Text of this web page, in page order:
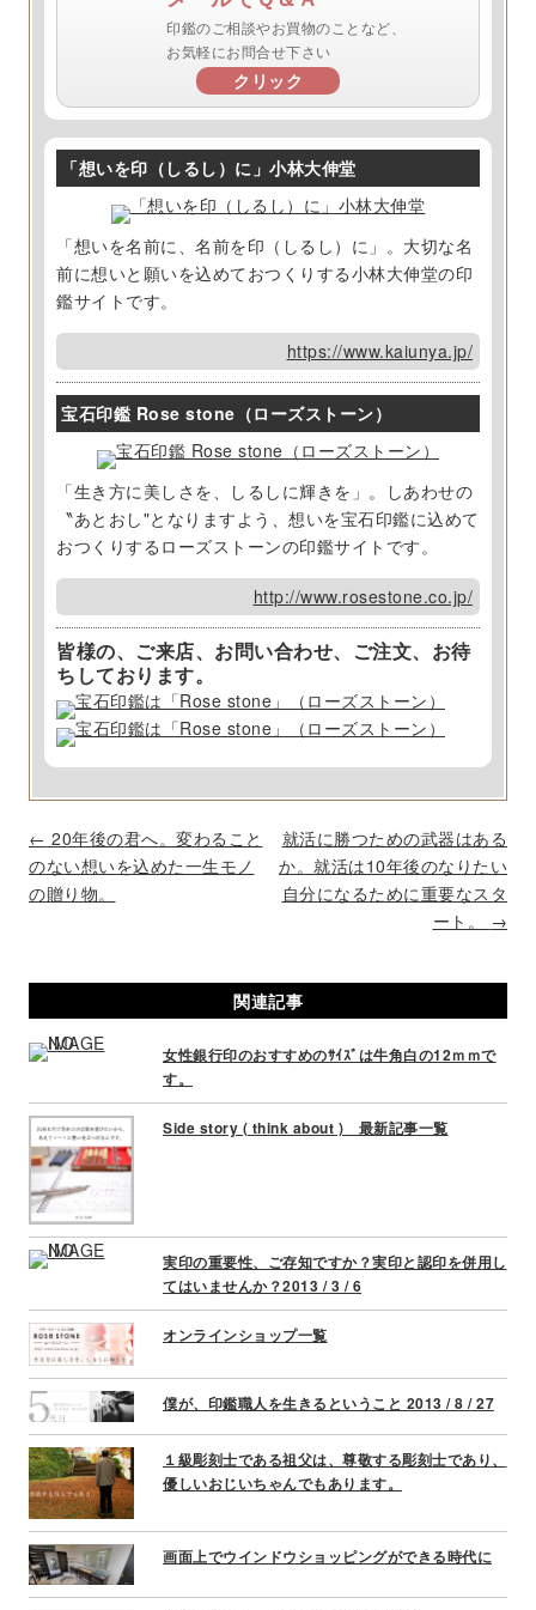
印鑑のご相談やお買物のことなど、
お気軽にお問合せ下さい
クリック
「想いを印（しるし）に」小林大伸堂
「想いを名前に、名前を印（しるし）に」。大切な名
前に想いと願いを込めておつくりする小林大伸堂の印
鑑サイトです。
https://www.kaiunya.jp/
宝石印鑑 Rose stone（ローズストーン）
「生き方に美しさを、しるしに輝きを」。しあわせの
〝あとおし"となりますよう、想いを宝石印鑑に込めて
おつくりするローズストーンの印鑑サイトです。
http://www.rosestone.co.jp/
皆様の、ご来店、お問い合わせ、ご注文、お待
ちしております。
P
o
s
g
t
i
o
n
← 20年後の君へ。変わること
のない想いを込めた一生モノ
の贈り物。
就活に勝つための武器はある
か。就活は10年後のなりたい
自分になるために重要なスタ
ート。
→
関連記事
女性銀行印のおすすめのｻｲｽﾞは牛角白の12ｍｍで
す。
Side story ( think about ) 最新記事一覧
実印の重要性、ご存知ですか？実印と認印を併用し
てはいませんか？2013 / 3 / 6
オンラインショップ一覧
僕が、印鑑職人を生きるということ 2013 / 8 / 27
１級彫刻士である祖父は、尊敬する彫刻士であり、
優しいおじいちゃんでもあります。
画面上でウインドウショッピングができる時代に